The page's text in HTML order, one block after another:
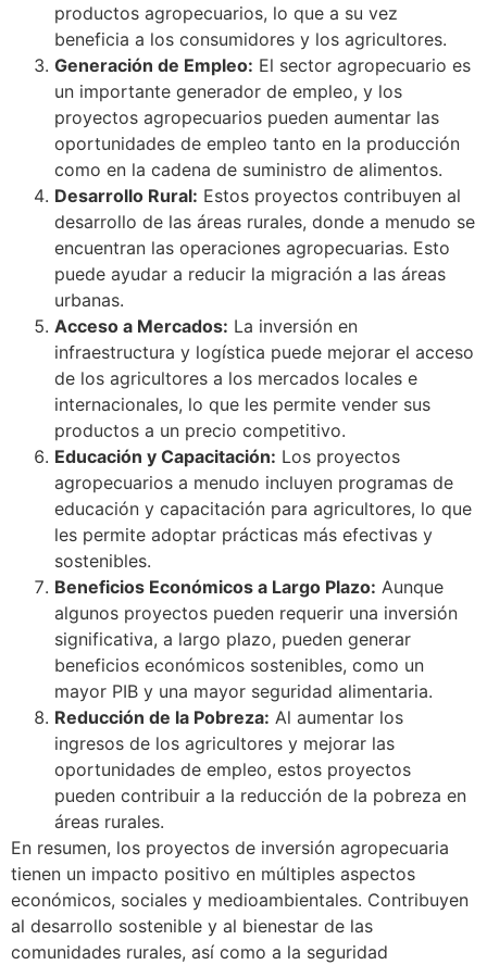
productos agropecuarios, lo que a su vez
beneficia a los consumidores y los agricultores.
Generación de Empleo: El sector agropecuario es
un importante generador de empleo, y los
proyectos agropecuarios pueden aumentar las
oportunidades de empleo tanto en la producción
como en la cadena de suministro de alimentos.
Desarrollo Rural: Estos proyectos contribuyen al
desarrollo de las áreas rurales, donde a menudo se
encuentran las operaciones agropecuarias. Esto
puede ayudar a reducir la migración a las áreas
urbanas.
Acceso a Mercados: La inversión en
infraestructura y logística puede mejorar el acceso
de los agricultores a los mercados locales e
internacionales, lo que les permite vender sus
productos a un precio competitivo.
Educación y Capacitación: Los proyectos
agropecuarios a menudo incluyen programas de
educación y capacitación para agricultores, lo que
les permite adoptar prácticas más efectivas y
sostenibles.
Beneficios Económicos a Largo Plazo: Aunque
algunos proyectos pueden requerir una inversión
significativa, a largo plazo, pueden generar
beneficios económicos sostenibles, como un
mayor PIB y una mayor seguridad alimentaria.
Reducción de la Pobreza: Al aumentar los
ingresos de los agricultores y mejorar las
oportunidades de empleo, estos proyectos
pueden contribuir a la reducción de la pobreza en
áreas rurales.
En resumen, los proyectos de inversión agropecuaria
tienen un impacto positivo en múltiples aspectos
económicos, sociales y medioambientales. Contribuyen
al desarrollo sostenible y al bienestar de las
comunidades rurales, así como a la seguridad